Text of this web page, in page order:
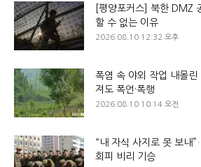
[평양포커스] 북한 DMZ
할 수 없는 이유
2026.08.10 12:32 오후
폭염 속 야외 작업 내몰
져도 폭언·폭행
2026.08.10 10:14 오전
“내 자식 사지로 못 보내
회피 비리 기승